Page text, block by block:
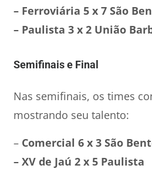
– Ferroviária 5 x 7 São
– Paulista 3 x 2 União
Semifinais e Final
Nas semifinais, os times
mostrando seu talento:
– Comercial 6 x 3 São
– XV de Jaú 2 x 5 Paulista